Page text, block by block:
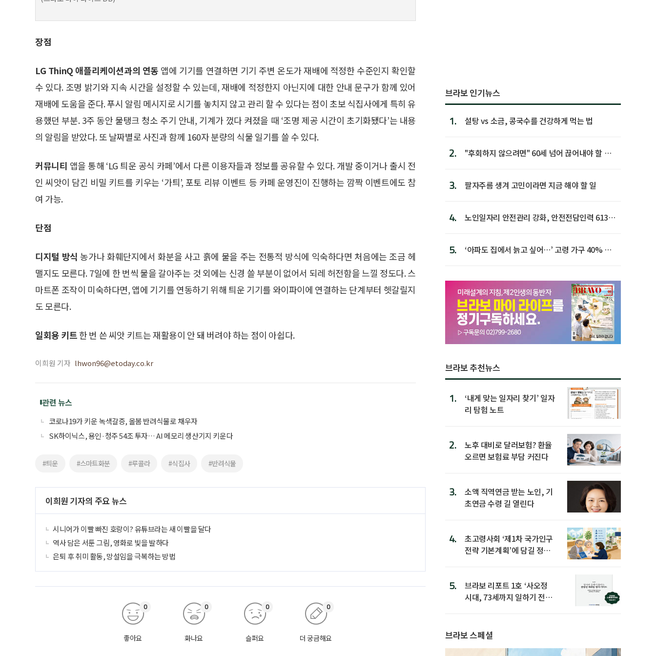
장점
LG ThinQ 애플리케이션과의 연동 앱에 기기를 연결하면 기기 주변 온도가 재배에 적정한 수준인지 확인할
수 있다. 조명 밝기와 지속 시간을 설정할 수 있는데, 재배에 적정한지 아닌지에 대한 안내 문구가 함께 있어
재배에 도움을 준다. 푸시 알림 메시지로 시기를 놓치지 않고 관리 할 수 있다는 점이 초보 식집사에게 특히 유
용했던 부분. 3주 동안 물탱크 청소 주기 안내, 기계가 껐다 켜졌을 때 ‘조명 제공 시간이 초기화됐다’는 내용
의 알림을 받았다. 또 날짜별로 사진과 함께 160자 분량의 식물 일기를 쓸 수 있다.
커뮤니티 앱을 통해 ‘LG 틔운 공식 카페’에서 다른 이용자들과 정보를 공유할 수 있다. 개발 중이거나 출시 전
인 씨앗이 담긴 비밀 키트를 키우는 ‘가틔’, 포토 리뷰 이벤트 등 카페 운영진이 진행하는 깜짝 이벤트에도 참
여 가능.
단점
디지털 방식 농가나 화훼단지에서 화분을 사고 흙에 물을 주는 전통적 방식에 익숙하다면 처음에는 조금 헤
맬지도 모른다. 7일에 한 번씩 물을 갈아주는 것 외에는 신경 쓸 부분이 없어서 되레 허전함을 느낄 정도다. 스
마트폰 조작이 미숙하다면, 앱에 기기를 연동하기 위해 틔운 기기를 와이파이에 연결하는 단계부터 헷갈릴지
도 모른다.
일회용 키트한 번 쓴 씨앗 키트는 재활용이 안 돼 버려야 하는 점이 아쉽다.
이희원 기자 lhwon96@etoday.co.kr
관련 뉴스
코로나19가 키운 녹색갈증, 올봄 반려식물로 채우자
SK하이닉스, 용인·청주 54조 투자… AI 메모리 생산기지 키운다
#틔운 #스마트화분 #루콜라 #식집사 #반려식물
이희원 기자의 주요 뉴스
시니어가 이빨 빠진 호랑이? 유튜브라는 새 이빨을 달다
역사 담은 서툰 그림, 영화로 빛을 발하다
은퇴 후 취미 활동, 망설임을 극복하는 방법
좋아요
0
화나요
0
슬퍼요
0
더 궁금해요
0
브라보 인기뉴스
1. 설탕 vs 소금, 콩국수를 건강하게 먹는 법
2.
"후회하지 않으려면" 60세 넘어 끊어내야 할 사
3. 팔자주름 생겨 고민이라면 지금 해야 할 일
4.
노인일자리 안전관리 강화, 안전전담인력 613명
5.
‘아파도 집에서 늙고 싶어…’ 고령 가구 40% 노
브라보 추천뉴스
1.
‘내게 맞는 일자리 찾기’ 일자
리 탐험 노트
2.
노후 대비로 달러보험? 환율
오르면 보험료 부담 커진다
3.
소액 직역연금 받는 노인, 기
초연금 수령 길 열린다
4.
초고령사회 ‘제1차 국가인구
전략 기본계획’에 담길 정책
5.
브라보 리포트 1호 ‘사오정
시대, 73세까지 일하기 전략’
브라보 스페셜